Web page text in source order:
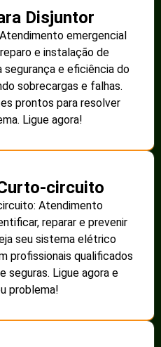
Disjuntor
emergencial
e instalação de
segurança e eficiência do
sobrecargas e falhas.
prontos para resolver
Ligue agora!
circuito
Atendimento
reparar e prevenir
seu sistema elétrico
profissionais qualificados
seguras. Ligue agora e
problema!